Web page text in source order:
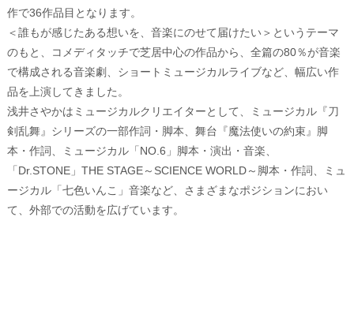
作で36作品目となります。
＜誰もが感じたある想いを、音楽にのせて届けたい＞というテーマ
のもと、コメディタッチで芝居中心の作品から、全篇の80％が音楽
で構成される音楽劇、ショートミュージカルライブなど、幅広い作
品を上演してきました。
浅井さやかはミュージカルクリエイターとして、ミュージカル『刀
剣乱舞』シリーズの一部作詞・脚本、舞台『魔法使いの約束』脚
本・作詞、ミュージカル「NO.6」脚本・演出・音楽、
「Dr.STONE」THE STAGE～SCIENCE WORLD～脚本・作詞、ミュ
ージカル「七色いんこ」音楽など、さまざまなポジションにおい
て、外部での活動を広げています。